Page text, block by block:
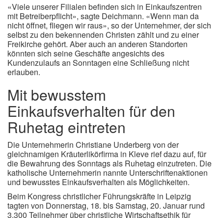
«Viele unserer Filialen befinden sich in Einkaufszentren
mit Betreiberpflicht», sagte Deichmann. «Wenn man da
nicht öffnet, fliegen wir raus», so der Unternehmer, der sich
selbst zu den bekennenden Christen zählt und zu einer
Freikirche gehört. Aber auch an anderen Standorten
könnten sich seine Geschäfte angesichts des
Kundenzulaufs an Sonntagen eine Schließung nicht
erlauben.
Mit bewusstem
Einkaufsverhalten für den
Ruhetag eintreten
Die Unternehmerin Christiane Underberg von der
gleichnamigen Kräuterlikörfirma in Kleve rief dazu auf, für
die Bewahrung des Sonntags als Ruhetag einzutreten. Die
katholische Unternehmerin nannte Unterschriftenaktionen
und bewusstes Einkaufsverhalten als Möglichkeiten.
Beim Kongress christlicher Führungskräfte in Leipzig
tagten von Donnerstag, 18. bis Samstag, 20. Januar rund
3.300 Teilnehmer über christliche Wirtschaftsethik für